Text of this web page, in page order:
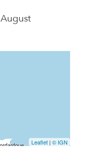
August
Leaflet | © IGN